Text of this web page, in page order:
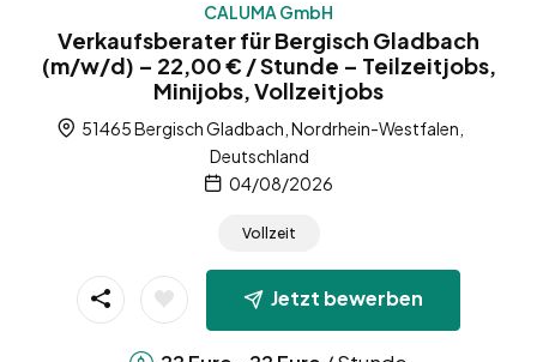
CALUMA GmbH
Verkaufsberater für Bergisch Gladbach
(m/w/d) – 22,00 € / Stunde – Teilzeitjobs,
Minijobs, Vollzeitjobs
51465 Bergisch Gladbach, Nordrhein-Westfalen,
Deutschland
04/08/2026
Vollzeit
Jetzt bewerben